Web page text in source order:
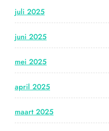
juli 2025
juni 2025
mei 2025
april 2025
maart 2025